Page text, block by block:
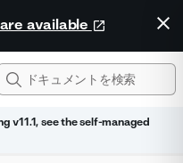
available
v11.1, see the self-managed